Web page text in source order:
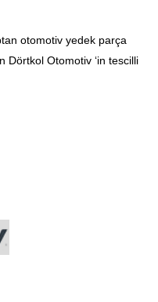
otomotiv yedek parça
Dörtkol Otomotiv ‘in tescilli